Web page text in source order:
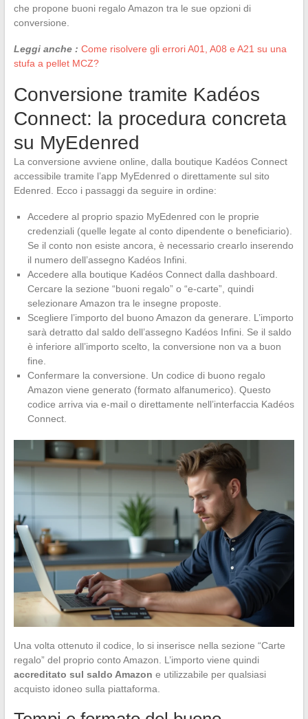
che propone buoni regalo Amazon tra le sue opzioni di
conversione.
Leggi anche : Come risolvere gli errori A01, A08 e A21 su una
stufa a pellet MCZ?
Conversione tramite Kadéos
Connect: la procedura concreta
su MyEdenred
La conversione avviene online, dalla boutique Kadéos Connect
accessibile tramite l’app MyEdenred o direttamente sul sito
Edenred. Ecco i passaggi da seguire in ordine:
Accedere al proprio spazio MyEdenred con le proprie
credenziali (quelle legate al conto dipendente o beneficiario).
Se il conto non esiste ancora, è necessario crearlo inserendo
il numero dell’assegno Kadéos Infini.
Accedere alla boutique Kadéos Connect dalla dashboard.
Cercare la sezione “buoni regalo” o “e-carte”, quindi
selezionare Amazon tra le insegne proposte.
Scegliere l’importo del buono Amazon da generare. L’importo
sarà detratto dal saldo dell’assegno Kadéos Infini. Se il saldo
è inferiore all’importo scelto, la conversione non va a buon
fine.
Confermare la conversione. Un codice di buono regalo
Amazon viene generato (formato alfanumerico). Questo
codice arriva via e-mail o direttamente nell’interfaccia Kadéos
Connect.
Una volta ottenuto il codice, lo si inserisce nella sezione “Carte
regalo” del proprio conto Amazon. L’importo viene quindi
accreditato sul saldo Amazon e utilizzabile per qualsiasi
acquisto idoneo sulla piattaforma.